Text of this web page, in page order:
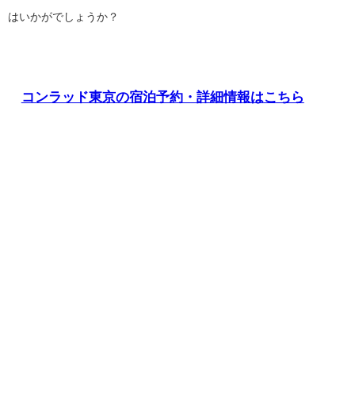
はいかがでしょうか？
コンラッド東京の宿泊予約・詳細情報はこちら